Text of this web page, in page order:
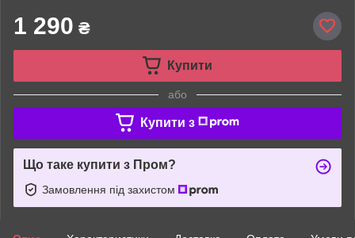
1 290 ₴
Купити
або
Купити з
Що таке купити з Пром?
Замовлення під захистом